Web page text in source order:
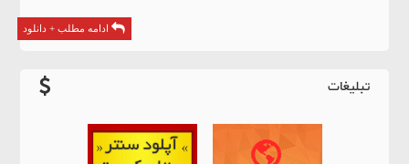
ادامه مطلب + دانلود
تبلیغات